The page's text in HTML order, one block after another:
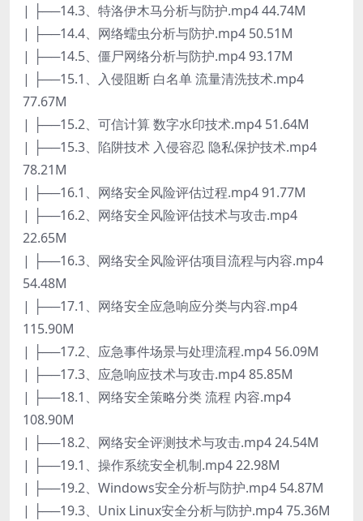
| ├──14.3、特洛伊木马分析与防护.mp4 44.74M
| ├──14.4、网络蠕虫分析与防护.mp4 50.51M
| ├──14.5、僵尸网络分析与防护.mp4 93.17M
| ├──15.1、入侵阻断 白名单 流量清洗技术.mp4
77.67M
| ├──15.2、可信计算 数字水印技术.mp4 51.64M
| ├──15.3、陷阱技术 入侵容忍 隐私保护技术.mp4
78.21M
| ├──16.1、网络安全风险评估过程.mp4 91.77M
| ├──16.2、网络安全风险评估技术与攻击.mp4
22.65M
| ├──16.3、网络安全风险评估项目流程与内容.mp4
54.48M
| ├──17.1、网络安全应急响应分类与内容.mp4
115.90M
| ├──17.2、应急事件场景与处理流程.mp4 56.09M
| ├──17.3、应急响应技术与攻击.mp4 85.85M
| ├──18.1、网络安全策略分类 流程 内容.mp4
108.90M
| ├──18.2、网络安全评测技术与攻击.mp4 24.54M
| ├──19.1、操作系统安全机制.mp4 22.98M
| ├──19.2、Windows安全分析与防护.mp4 54.87M
| ├──19.3、Unix Linux安全分析与防护.mp4 75.36M